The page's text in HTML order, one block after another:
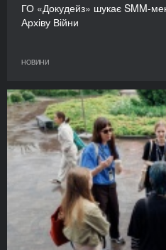
ГО «Докудейз» шукає SMM-
Архіву Війни
НОВИНИ